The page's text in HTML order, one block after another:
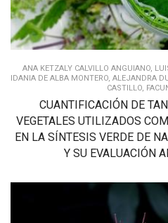
ANA KETZALY CALVILLO ANGUIANO,
IDANIA DE ALBA MONTERO, ALEJANDRA
CASTILLO,
CUANTIFICACIÓN DE
VEGETALES UTILIZADOS
EN LA SÍNTESIS VERDE DE
Y SU EVALUACIÓN